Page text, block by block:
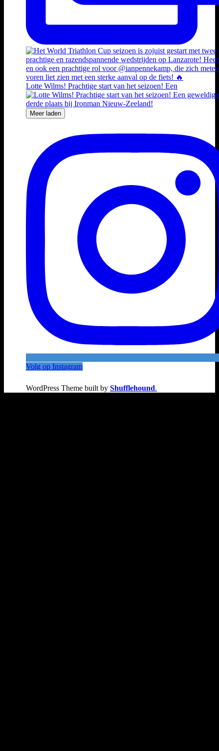
Lotte Wilms! Prachtige start van het seizoen! Een
Meer laden
Volg op Instagram
WordPress Theme built by Shufflehound.